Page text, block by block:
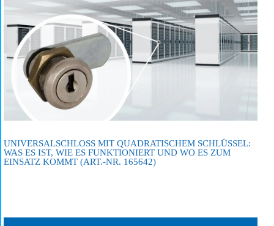
UNIVERSALSCHLOSS MIT QUADRATISCHEM SCHLÜSSEL:
WAS ES IST, WIE ES FUNKTIONIERT UND WO ES ZUM
EINSATZ KOMMT (ART.-NR. 165642)